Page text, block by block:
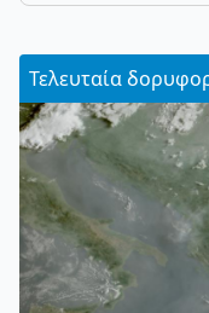
Τελευταία